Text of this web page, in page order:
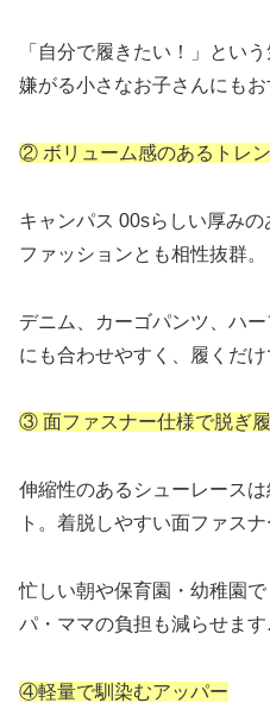
「自分で履きたい！」とい
嫌がる小さなお子さんにもお
② ボリューム感のあるトレ
キャンパス 00sらしい厚み
ファッションとも相性抜群。
デニム、カーゴパンツ、ハ
にも合わせやすく、履くだけ
③ 面ファスナー仕様で脱ぎ
伸縮性のあるシューレース
ト。着脱しやすい面ファス
忙しい朝や保育園・幼稚園
パ・ママの負担も減らせます
④軽量で馴染むアッパー